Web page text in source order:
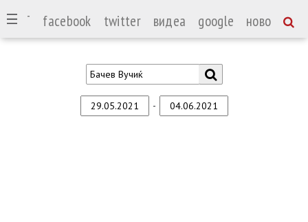
facebook twitter видеа google ново
-